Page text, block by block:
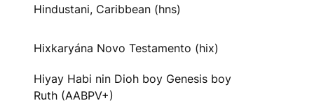
Hindustani, Caribbean (hns)
Hixkaryána Novo Testamento (hix)
Hiyay Habi nin Dioh boy Genesis boy
Ruth (AABPV+)